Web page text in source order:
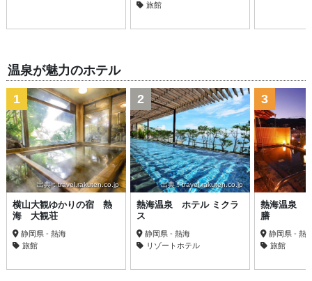
旅館
温泉が魅力のホテル
出典：travel.rakuten.co.jp
1
横山大観ゆかりの宿 熱
海 大観荘
静岡県 - 熱海
旅館
出典：travel.rakuten.co.jp
2
熱海温泉 ホテル ミクラ
ス
静岡県 - 熱海
リゾートホテル
3
熱海温泉
膳
静岡県 - 熱
旅館